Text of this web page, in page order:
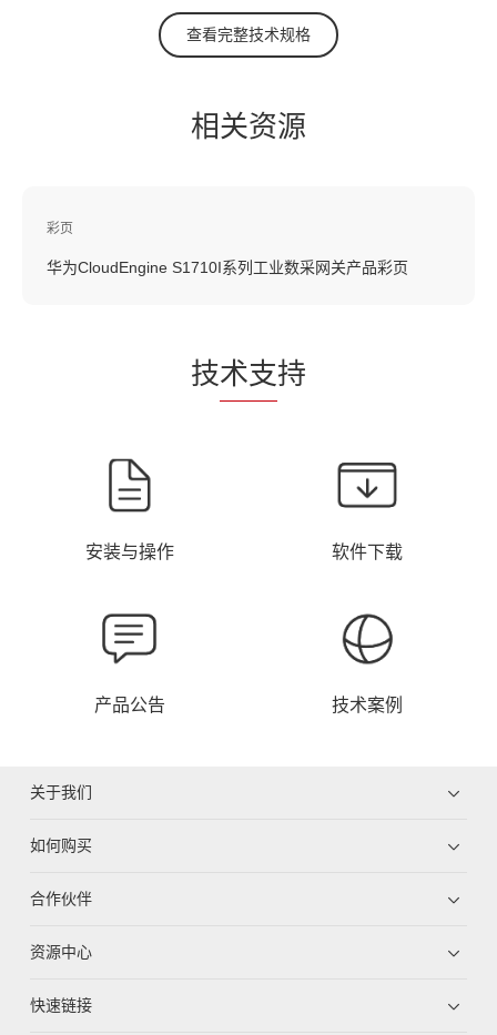
查看完整技术规格
相关资源
彩页
华为CloudEngine S1710I系列工业数采网关产品彩页
技术支持
安装与操作 软件下载
产品公告 技术案例
关于我们
如何购买
合作伙伴
资源中心
快速链接